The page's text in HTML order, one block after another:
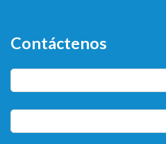
Contáctenos